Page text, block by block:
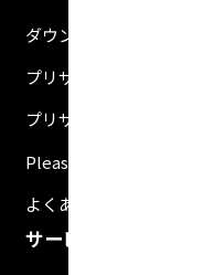
ダウンロード
プリザンターでできること
プリザンター導入事例記事
Pleasnater.net(SaaS)
よくある質問
サービス・支援